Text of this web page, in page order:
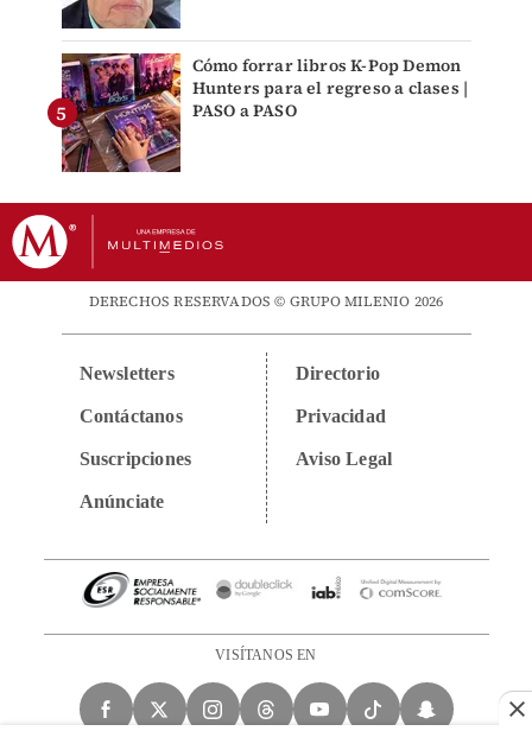
Cómo forrar libros K-Pop Demon
Hunters para el regreso a clases |
PASO a PASO
DERECHOS RESERVADOS © GRUPO MILENIO 2026
Newsletters
Contáctanos
Suscripciones
Anúnciate
Directorio
Privacidad
Aviso Legal
VISÍTANOS EN